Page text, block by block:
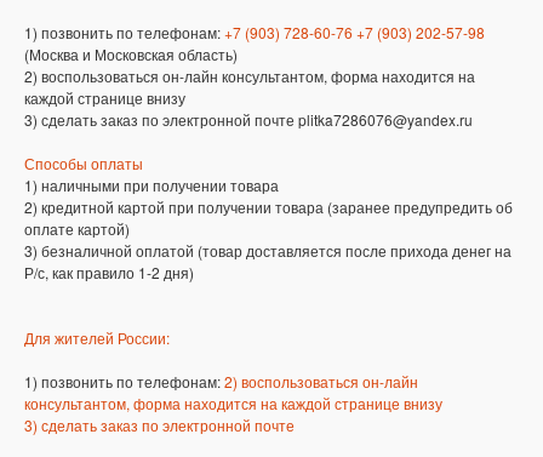
1) позвонить по телефонам:+7 (903) 728-60-76 +7 (903) 202-57-98
(Москва и Московская область)
2) воспользоваться он-лайн консультантом, форма находится на
каждой странице внизу
3) сделать заказ по электронной почте plitka7286076@yandex.ru
Способы оплаты
1) наличными при получении товара
2) кредитной картой при получении товара (заранее предупредить об
оплате картой)
3) безналичной оплатой (товар доставляется после прихода денег на
Р/с, как правило 1-2 дня)
Для жителей России:
1) позвонить по телефонам:2) воспользоваться он-лайн
консультантом, форма находится на каждой странице внизу
3) сделать заказ по электронной почте